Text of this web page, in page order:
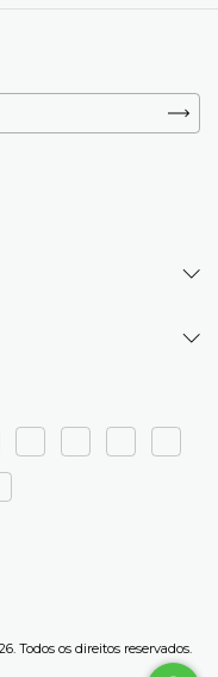
Todos os direitos reservados.